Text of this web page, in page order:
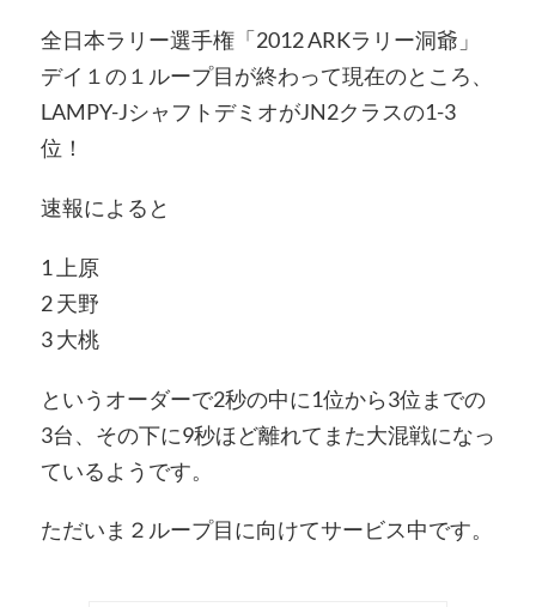
全日本ラリー選手権「2012 ARKラリー洞爺」
デイ１の１ループ目が終わって現在のところ、
LAMPY-JシャフトデミオがJN2クラスの1-3
位！
速報によると
1 上原
2 天野
3 大桃
というオーダーで2秒の中に1位から3位までの
3台、その下に9秒ほど離れてまた大混戦になっ
ているようです。
ただいま２ループ目に向けてサービス中です。